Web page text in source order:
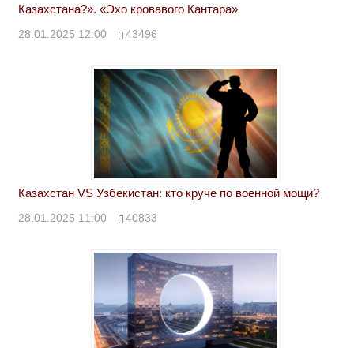
Казахстана?». «Эхо кровавого Кантара»
28.01.2025 12:00 43496
Казахстан VS Узбекистан: кто круче по военной мощи?
28.01.2025 11:00 40833